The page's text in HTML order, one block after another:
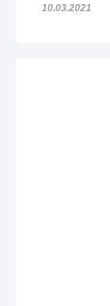
10.03.2021